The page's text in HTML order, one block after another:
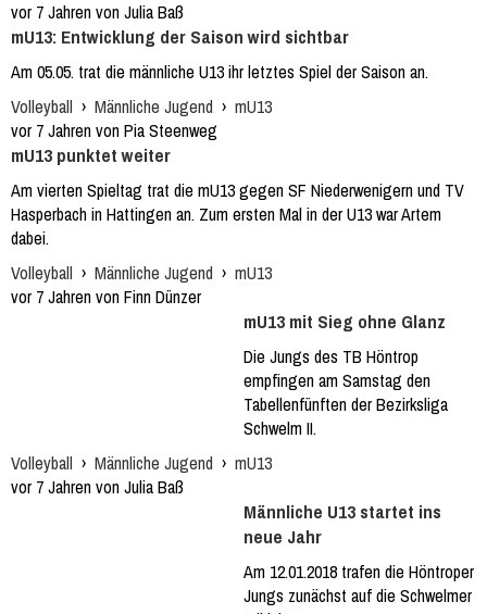
vor 7 Jahren von Julia Baß
mU13: Entwicklung der Saison wird sichtbar
Am 05.05. trat die männliche U13 ihr letztes Spiel der Saison an.
Volleyball › Männliche Jugend › mU13
vor 7 Jahren von Pia Steenweg
mU13 punktet weiter
Am vierten Spieltag trat die mU13 gegen SF Niederwenigern und TV
Hasperbach in Hattingen an. Zum ersten Mal in der U13 war Artem
dabei.
Volleyball › Männliche Jugend › mU13
vor 7 Jahren von Finn Dünzer
mU13 mit Sieg ohne Glanz
Die Jungs des TB Höntrop
empfingen am Samstag den
Tabellenfünften der Bezirksliga
Schwelm II.
Volleyball › Männliche Jugend › mU13
vor 7 Jahren von Julia Baß
Männliche U13 startet ins
neue Jahr
Am 12.01.2018 trafen die Höntroper
Jungs zunächst auf die Schwelmer